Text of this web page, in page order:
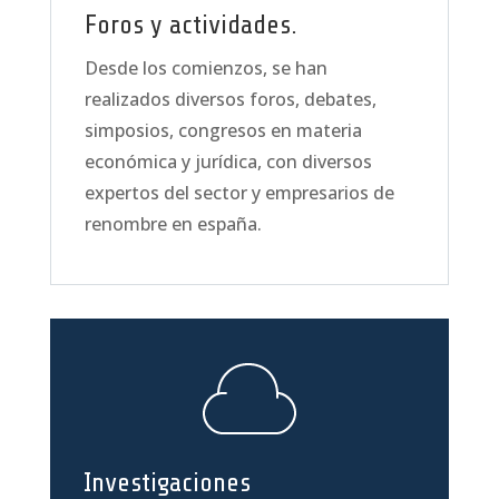
Foros y actividades.
Desde los comienzos, se han
realizados diversos foros, debates,
simposios, congresos en materia
económica y jurídica, con diversos
expertos del sector y empresarios de
renombre en españa.
Investigaciones